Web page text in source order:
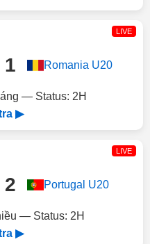
LIVE
1 Romania U20
— Status: 2H
▶
LIVE
2 Portugal U20
— Status: 2H
▶